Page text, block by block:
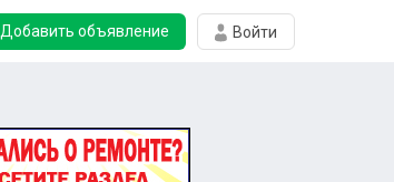
Добавить объявление Войти